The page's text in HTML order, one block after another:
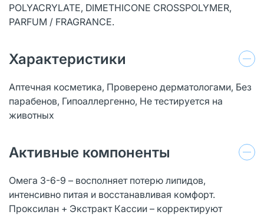
POLYACRYLATE, DIMETHICONE CROSSPOLYMER,
PARFUM / FRAGRANCE.
Характеристики
Аптечная косметика, Проверено дерматологами, Без
парабенов, Гипоаллергенно, Не тестируется на
животных
Активные компоненты
Омега 3-6-9 – восполняет потерю липидов,
интенсивно питая и восстанавливая комфорт.
Проксилан + Экстракт Кассии – корректируют